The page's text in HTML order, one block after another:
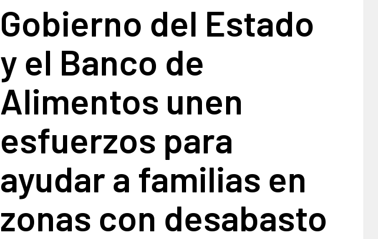
Gobierno del Estado
y el Banco de
Alimentos unen
esfuerzos para
ayudar a familias en
zonas con desabasto